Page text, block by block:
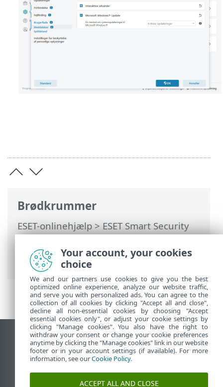
Brødkrummer
ESET-onlinehjælp>ESET Smart Security
Premium>Arbejde med ESET Smart
Security Premium>Hjælp og support>
ESET-nyheder
Vis computerwebsted
End of Life
ESET-vidensbase
ESET-forum
Your account, your cookies
choice
We and our partners use cookies to give you the best
optimized online experience, analyze our website traffic,
and serve you with personalized ads. You can agree to the
collection of all cookies by clicking "Accept all and close",
decline all non-essential cookies by choosing "Accept
essential cookies only", or adjust your cookie settings by
clicking "Manage cookies". You also have the right to
withdraw your consent or change your cookie preferences
anytime by clicking the "Manage cookies" link in our website
footer or in your account settings (if available). For more
information, see ourCookie Policy.
ACCEPT ALL AND CLOSE